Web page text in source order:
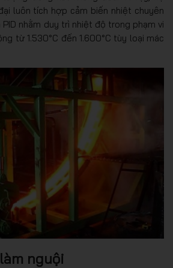
luôn tích hợp cảm biến nhiệt chuyên
PID nhằm duy trì nhiệt độ trong phạm vi
từ 1.530°C đến 1.600°C tùy loại mác
nguội